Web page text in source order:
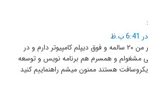
باسلام و وقت بخیر من ۲۰ سالمه و فوق دیپلم کامپیوتر دارم و در
مشغولم و همسرم هم برنامه نویس و توسعه
هستند ممنون میشم راهنماییم کنید